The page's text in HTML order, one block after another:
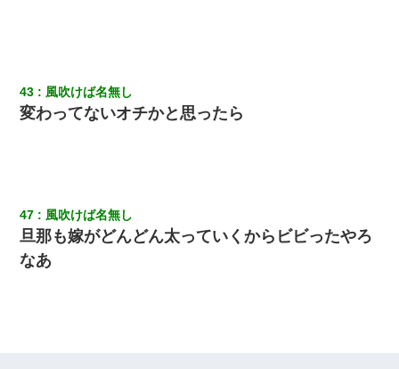
43 風吹けば名無し
変わってないオチかと思ったら
47 風吹けば名無し
旦那も嫁がどんどん太っていくからビビったやろ
なあ